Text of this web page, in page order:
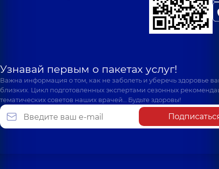
Узнавай первым о пакетах услуг!
Важна информация о том, как не заболеть и уберечь здоровье
близких. Цикл подготовленных экспертами сезонных
тематических советов наших врачей… Будьте здоровы!